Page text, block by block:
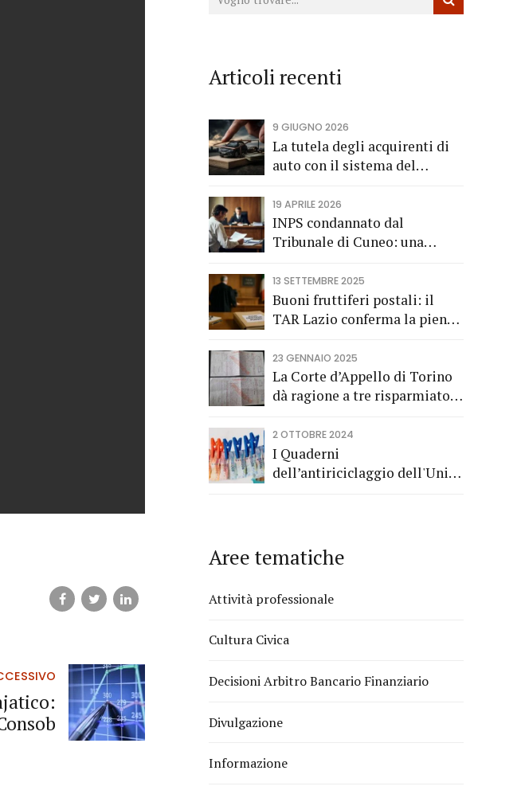
Articoli recenti
9 GIUGNO 2026
La tutela degli acquirenti di
auto con il sistema del
19 APRILE 2026
INPS condannato dal
Tribunale di Cuneo: una
Fossano vince una causa
grazie all’Avv. Alberto Rizzo
di Bra
13 SETTEMBRE 2025
Buoni fruttiferi postali: il
TAR Lazio conferma la piena
Consumo a tutela dei
risparmiatori titolari di buoni
fruttiferi postali.
23 GENNAIO 2025
La Corte d’Appello di Torino
dà ragione a tre risparmiatori
2 OTTOBRE 2024
I Quaderni
dell’antiriciclaggio dell'Unità
Aree tematiche
Attività professionale
Cultura Civica
Decisioni Arbitro Bancario Finanziario
Divulgazione
Informazione